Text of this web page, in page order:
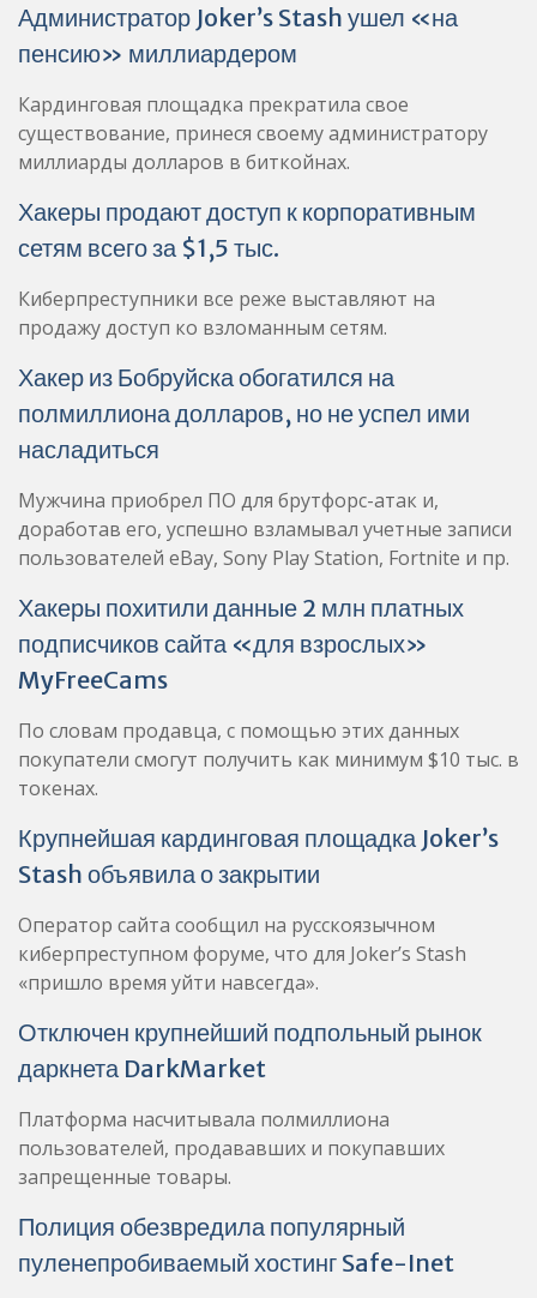
Администратор Joker’s Stash ушел «на
пенсию» миллиардером
Кардинговая площадка прекратила свое
существование, принеся своему администратору
миллиарды долларов в биткойнах.
Хакеры продают доступ к корпоративным
сетям всего за $1,5 тыс.
Киберпреступники все реже выставляют на
продажу доступ ко взломанным сетям.
Хакер из Бобруйска обогатился на
полмиллиона долларов, но не успел ими
насладиться
Мужчина приобрел ПО для брутфорс-атак и,
доработав его, успешно взламывал учетные записи
пользователей eBay, Sony Play Station, Fortnite и пр.
Хакеры похитили данные 2 млн платных
подписчиков сайта «для взрослых»
MyFreeCams
По словам продавца, с помощью этих данных
покупатели смогут получить как минимум $10 тыс. в
токенах.
Крупнейшая кардинговая площадка Joker’s
Stash объявила о закрытии
Оператор сайта сообщил на русскоязычном
киберпреступном форуме, что для Joker’s Stash
«пришло время уйти навсегда».
Отключен крупнейший подпольный рынок
даркнета DarkMarket
Платформа насчитывала полмиллиона
пользователей, продававших и покупавших
запрещенные товары.
Полиция обезвредила популярный
пуленепробиваемый хостинг Safe-Inet